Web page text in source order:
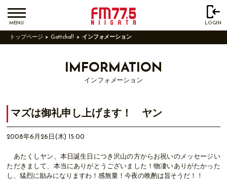
MENU LOGIN
トップページ Gottcha!! インフォメーション
IMFORMATION
インフォメーション
マズは御礼申し上げます！ ヤン
2008年6月26日(木) 15:00
あたくしヤン、本日誕生日につき沢山の方からお祝いのメッセージい
ただきまして、本当にありがとうございました！物凄いありがたかった
し、猛烈に励みになりますわ！感無量！今夜の晩酌は旨そうだ！！